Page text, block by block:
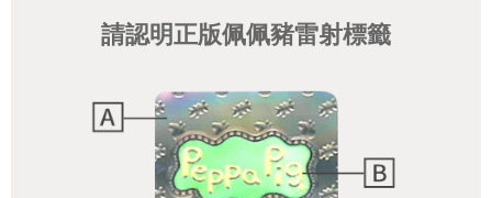
請認明正版佩佩豬雷射標籤